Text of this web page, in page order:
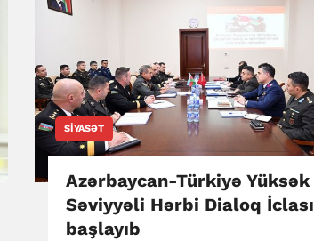
SIYASƏT
Azərbaycan-Türkiyə Yüksək
Səviyyəli Hərbi Dialoq İclası
başlayıb